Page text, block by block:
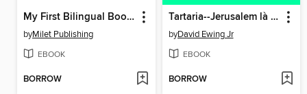
My First Bilingual Book–Sports (English–Vietnamese)
byMilet Publishing
EBOOK
BORROW
Tartaria--Jerusalem là ở Châu Âu
byDavid Ewing Jr
EBOOK
BORROW